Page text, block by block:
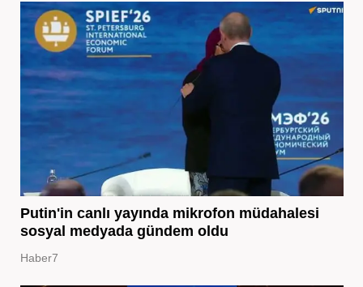
Putin'in canlı yayında mikrofon müdahalesi
sosyal medyada gündem oldu
Haber7